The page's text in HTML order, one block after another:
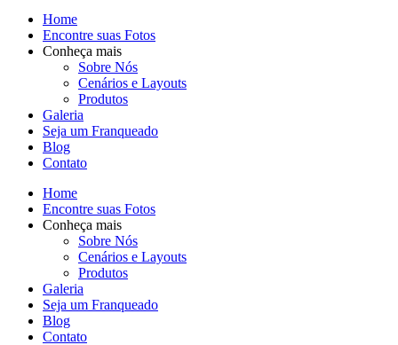
Home
Encontre suas Fotos
Conheça mais
Sobre Nós
Cenários e Layouts
Produtos
Galeria
Seja um Franqueado
Blog
Contato
Home
Encontre suas Fotos
Conheça mais
Sobre Nós
Cenários e Layouts
Produtos
Galeria
Seja um Franqueado
Blog
Contato